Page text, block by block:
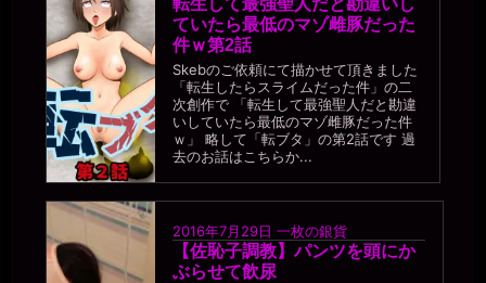
転生して最強聖人だと勘違いし
ていたら最低のマゾ雌豚だった
件ｗ第2話
Skebのご依頼にて描かせて頂きました
「転生したらスライムだった件」の二
次創作で 「転生して最強聖人だと勘違
いしていたら最低のマゾ雌豚だった件
ｗ」 略して「転ブタ」の第2話です 過
去のお話はこちらか...
2016年7月29日 一枚の銀貨
【佐恥子調教】パンツを頭にか
ぶらせて飲尿